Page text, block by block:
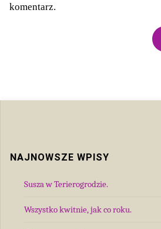
komentarz.
NAJNOWSZE WPISY
Susza w Terierogrodzie.
Wszystko kwitnie, jak co roku.